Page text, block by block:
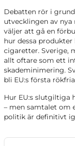
Debatten rör i
utvecklingen av nya
väljer att gå en
hur dessa
cigaretter. Sverige,
allt oftare som ett
skademinimering.
bli EU:s första
Hur EU:s slutgiltiga
– men samtalet om
politik är definitivt